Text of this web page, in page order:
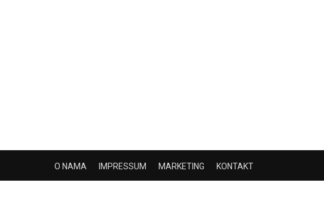
O NAMA IMPRESSUM MARKETING KONTAKT